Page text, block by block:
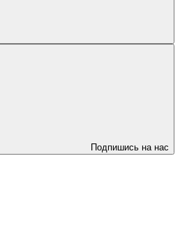
Подпишись на нас